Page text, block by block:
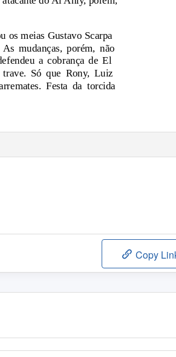
os meias Gustavo Scarpa
mudanças, porém, não
a cobrança de El
Só que Rony, Luiz
Festa da torcida
Copy